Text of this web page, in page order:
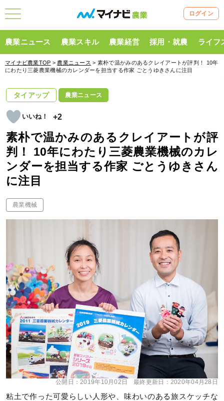
ログイン
農業ニュース 農業スキル 農業経営 採用・就農 ライフ
マイナビ農業TOP > 農業ニュース > 素朴で温かみのあるクレイアートが評判！ 10年
にわたり三菱農業機械のカレンダーを担当する作家 ごとうゆきさんに注目
タイアップ 農業ニュース
+2
素朴で温かみのあるクレイアートが評
判！ 10年にわたり三菱農業機械のカレ
ンダーを担当する作家 ごとうゆきさん
に注目
農業機械
公開日：2019年10月02日 最終更新日： 2020年04月28日
粘土で作った可愛らしい人形や、味わいのある旅スケッチな